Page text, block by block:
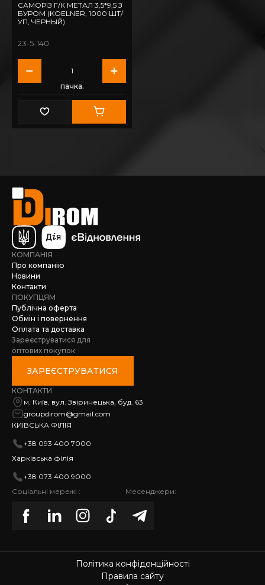
САМОРІЗ Г/К МЕТАЛ 3,5*9,5 З
БУРОМ (KOELNER, 1000 ШТ/
УП, ЧЕРНЫЙ)
23-5-140
пачка.
КОМПАНІЯ
Про компанію
Новини
Контакти
ПОКУПЦЯМ
Публічна оферта
Обмін і повернення
Оплата та доставка
Зареєструватися для
оптових покупок
ЗАРЕЄСТРУВАТИСЯ
КОНТАКТИ
м. Київ, вул. Звіринецька, буд. 63
groupdirom@gmail.com
КИЇВСЬКА ФІЛІЯ
+38 093 400 7000
Харківська філія
+38 073 400 9000
Соціальні мережі :
Месенджери:
Політика конфіденційності
Правила сайту